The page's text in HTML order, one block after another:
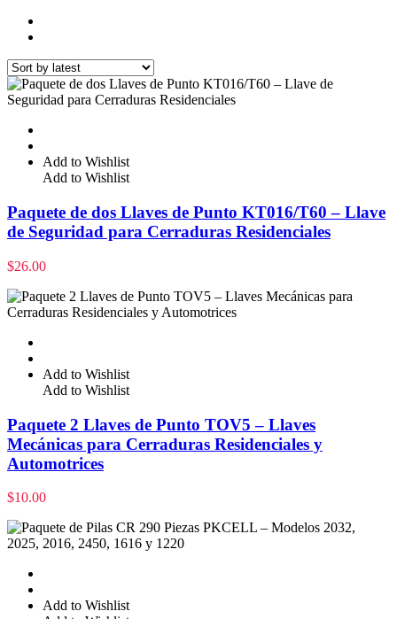
Add to Wishlist
Add to Wishlist
Paquete de dos Llaves de Punto KT016/T60 – Llave
de Seguridad para Cerraduras Residenciales
$26.00
Add to Wishlist
Add to Wishlist
Paquete 2 Llaves de Punto TOV5 – Llaves
Mecánicas para Cerraduras Residenciales y
Automotrices
$10.00
Add to Wishlist